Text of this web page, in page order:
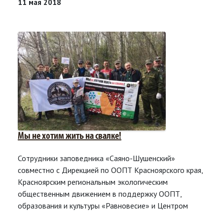
11 мая 2018
Мы не хотим жить на свалке!
Сотрудники заповедника «Саяно-Шушенский»
совместно с Дирекцией по ООПТ Красноярского края,
Красноярским региональным экологическим
общественным движением в поддержку ООПТ,
образования и культуры «Равновесие» и Центром